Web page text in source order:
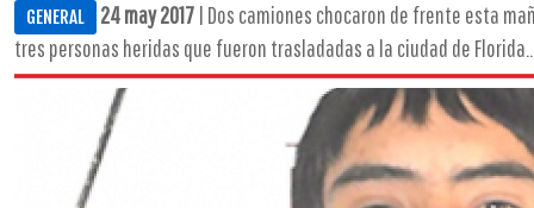
GENERAL 24 may 2017 | Dos camiones chocaron de frente esta
tres personas heridas que fueron trasladadas a la ciudad de